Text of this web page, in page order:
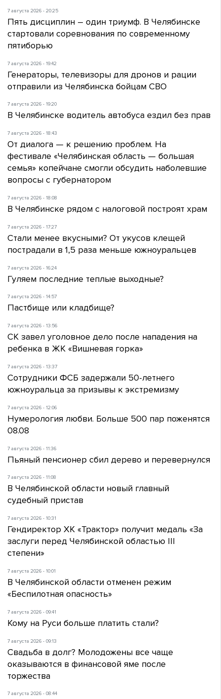
7 августа 2026 - 20:25
Пять дисциплин – один триумф. В Челябинске
стартовали соревнования по современному
пятиборью
7 августа 2026 - 19:42
Генераторы, телевизоры для дронов и рации
отправили из Челябинска бойцам СВО
7 августа 2026 - 19:20
В Челябинске водитель автобуса ездил без прав
7 августа 2026 - 18:43
От диалога — к решению проблем. На
фестивале «Челябинская область — большая
семья» копейчане смогли обсудить наболевшие
вопросы с губернатором
7 августа 2026 - 18:08
В Челябинске рядом с налоговой построят храм
7 августа 2026 - 17:27
Стали менее вкусными? От укусов клещей
пострадали в 1,5 раза меньше южноуральцев
7 августа 2026 - 16:24
Гуляем последние теплые выходные?
7 августа 2026 - 14:57
Пастбище или кладбище?
7 августа 2026 - 13:56
СК завел уголовное дело после нападения на
ребенка в ЖК «Вишневая горка»
7 августа 2026 - 13:37
Сотрудники ФСБ задержали 50-летнего
южноуральца за призывы к экстремизму
7 августа 2026 - 12:06
Нумерология любви. Больше 500 пар поженятся
08.08
7 августа 2026 - 11:36
Пьяный пенсионер сбил дерево и перевернулся
7 августа 2026 - 11:08
В Челябинской области новый главный
судебный пристав
7 августа 2026 - 10:31
Гендиректор ХК «Трактор» получит медаль «За
заслуги перед Челябинской областью III
степени»
7 августа 2026 - 10:01
В Челябинской области отменен режим
«Беспилотная опасность»
7 августа 2026 - 09:41
Кому на Руси больше платить стали?
7 августа 2026 - 09:13
Свадьба в долг? Молодожены все чаще
оказываются в финансовой яме после
торжества
7 августа 2026 - 08:44